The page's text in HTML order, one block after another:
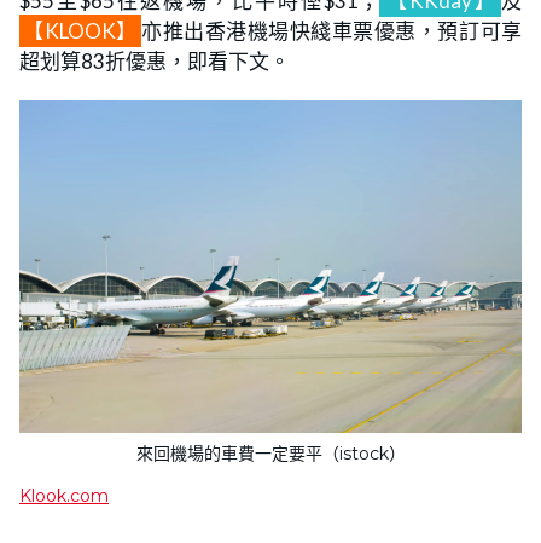
【KLOOK】
亦推出香港機場快綫車票優惠，預訂可享
超划算83折優惠，即看下文。
來回機場的車費一定要平（istock）
Klook.com